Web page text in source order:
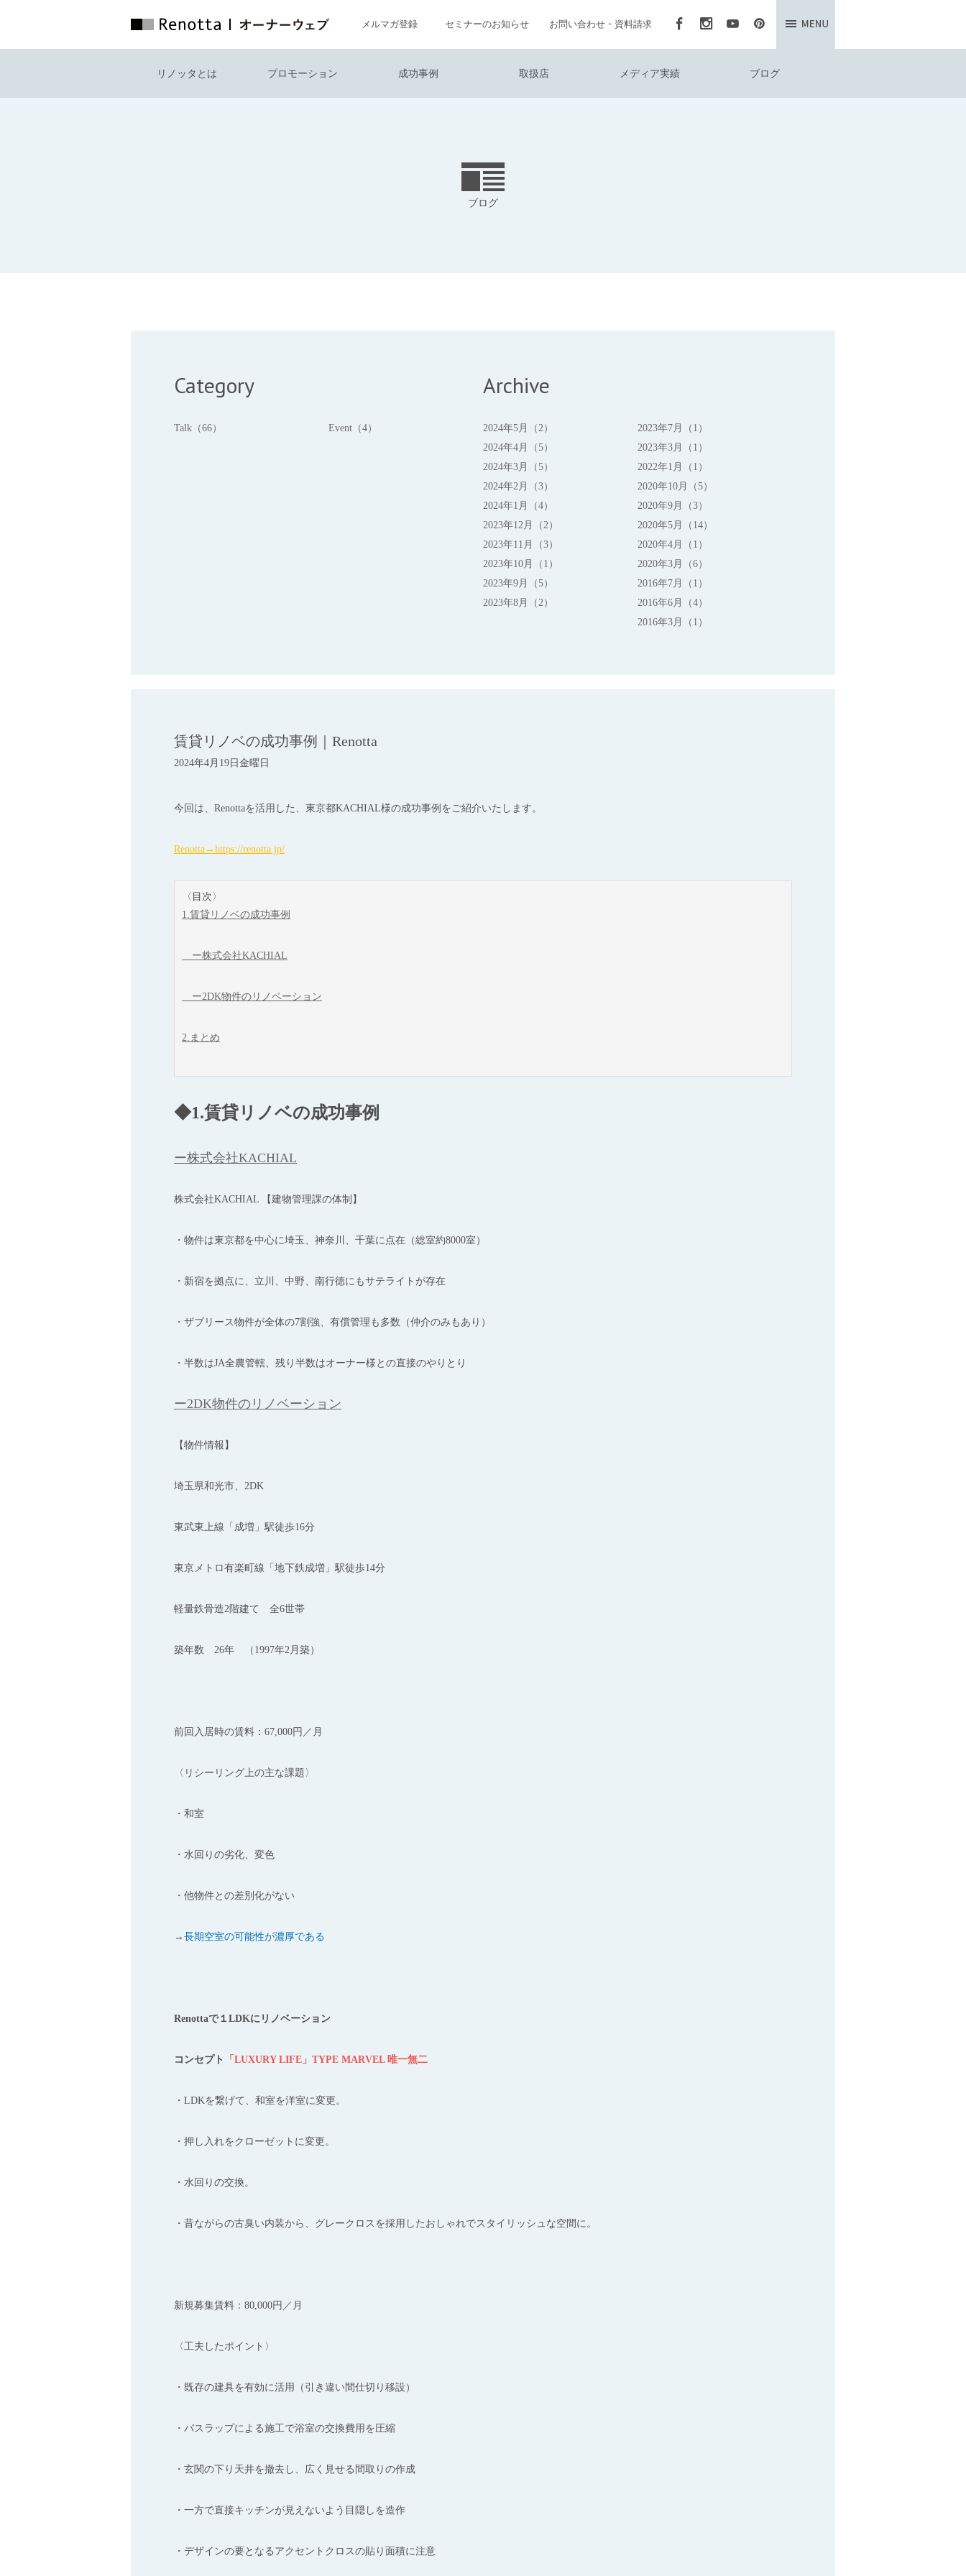
メルマガ登録 セミナーのお知らせ お問い合わせ・資料請求
リノッタとは プロモーション 成功事例 取扱店 メディア実績 ブログ
ブログ
Category
Talk（66） Event（4）
Archive
2024年5月（2）
2024年4月（5）
2024年3月（5）
2024年2月（3）
2024年1月（4）
2023年12月（2）
2023年11月（3）
2023年10月（1）
2023年9月（5）
2023年8月（2）
2023年7月（1）
2023年3月（1）
2022年1月（1）
2020年10月（5）
2020年9月（3）
2020年5月（14）
2020年4月（1）
2020年3月（6）
2016年7月（1）
2016年6月（4）
2016年3月（1）
賃貸リノベの成功事例｜Renotta
2024年4月19日金曜日
今回は、Renottaを活用した、東京都KACHIAL様の成功事例をご紹介いたします。
Renotta→https://renotta.jp/
〈目次〉
1.賃貸リノベの成功事例
ー株式会社KACHIAL
ー2DK物件のリノベーション
2.まとめ
◆1.賃貸リノベの成功事例
ー株式会社KACHIAL
株式会社KACHIAL 【建物管理課の体制】
・物件は東京都を中心に埼玉、神奈川、千葉に点在（総室約8000室）
・新宿を拠点に、立川、中野、南行徳にもサテライトが存在
・ザブリース物件が全体の7割強、有償管理も多数（仲介のみもあり）
・半数はJA全農管轄、残り半数はオーナー様との直接のやりとり
ー2DK物件のリノベーション
【物件情報】
埼玉県和光市、2DK
東武東上線「成増」駅徒歩16分
東京メトロ有楽町線「地下鉄成増」駅徒歩14分
軽量鉄骨造2階建て 全6世帯
築年数 26年 （1997年2月築）
前回入居時の賃料：67,000円／月
〈リシーリング上の主な課題〉
・和室
・水回りの劣化、変色
・他物件との差別化がない
→ 長期空室の可能性が濃厚である
Renottaで１LDKにリノベーション
コンセプト 「LUXURY LIFE」TYPE MARVEL 唯一無二
・LDKを繋げて、和室を洋室に変更。
・押し入れをクローゼットに変更。
・水回りの交換。
・昔ながらの古臭い内装から、グレークロスを採用したおしゃれでスタイリッシュな空間に。
新規募集賃料：80,000円／月
〈工夫したポイント〉
・既存の建具を有効に活用（引き違い間仕切り移設）
・バスラップによる施工で浴室の交換費用を圧縮
・玄関の下り天井を撤去し、広く見せる間取りの作成
・一方で直接キッチンが見えないよう目隠しを造作
・デザインの要となるアクセントクロスの貼り面積に注意